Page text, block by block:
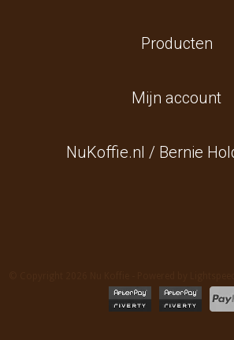
Producten
Mijn account
NuKoffie.nl / Bernie